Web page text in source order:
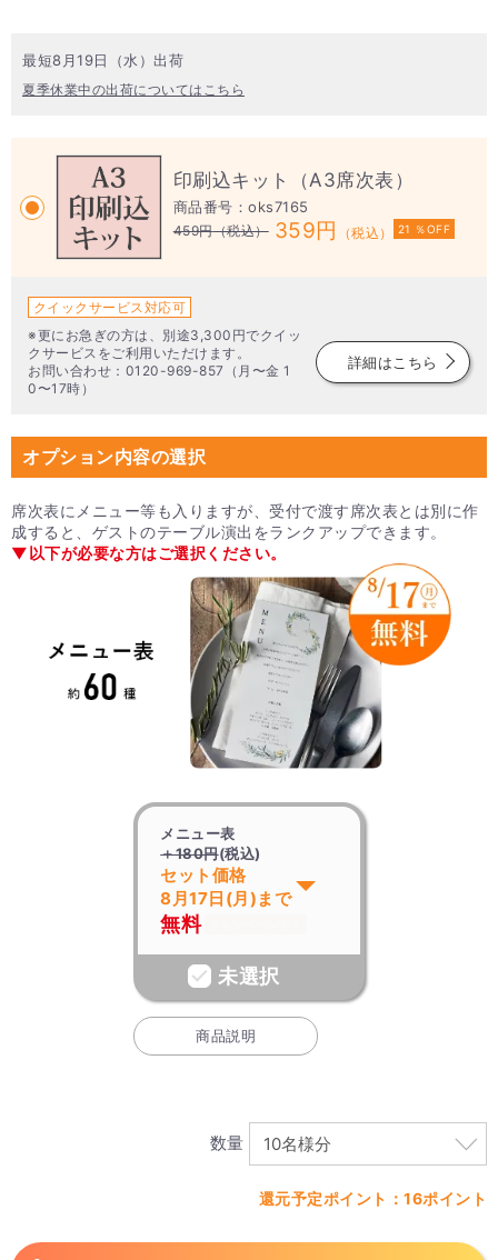
最短8月19日（水）出荷
夏季休業中の出荷についてはこちら
印刷込キット（A3席次表）
商品番号：oks7165
459円（税込） 359円 （税込） 21 ％OFF
クイックサービス対応可
※更にお急ぎの方は、別途3,300円でクイッ
クサービスをご利用いただけます。
お問い合わせ：0120-969-857（月〜金 1
0〜17時）
詳細はこちら
オプション内容の選択
席次表にメニュー等も入りますが、受付で渡す席次表とは別に作
成すると、ゲストのテーブル演出をランクアップできます。
▼以下が必要な方はご選択ください。
メニュー表
＋180円(税込)
セット価格
8月17日(月)まで
無料
未選択
商品説明
数量
還元予定ポイント：16ポイント